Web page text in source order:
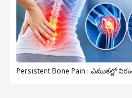
Persistent Bone Pain : ఎముకల్లో